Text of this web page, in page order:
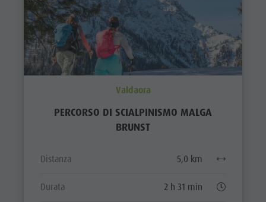
Valdaora
PERCORSO DI SCIALPINISMO MALGA
BRUNST
Distanza 5,0 km
Durata 2 h 31 min